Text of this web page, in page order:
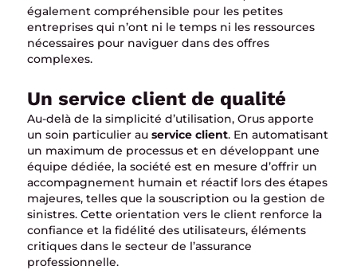
également compréhensible pour les petites
entreprises qui n’ont ni le temps ni les ressources
nécessaires pour naviguer dans des offres
complexes.
Un service client de qualité
Au-delà de la simplicité d’utilisation, Orus apporte
un soin particulier au service client. En automatisant
un maximum de processus et en développant une
équipe dédiée, la société est en mesure d’offrir un
accompagnement humain et réactif lors des étapes
majeures, telles que la souscription ou la gestion de
sinistres. Cette orientation vers le client renforce la
confiance et la fidélité des utilisateurs, éléments
critiques dans le secteur de l’assurance
professionnelle.